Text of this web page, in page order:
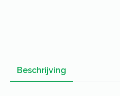
Beschrijving